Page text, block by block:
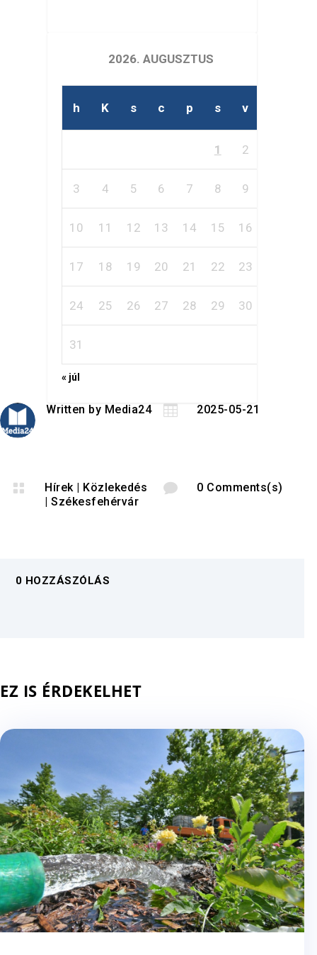
2026. AUGUSZTUS
h K s c p s v
1 2
3 4 5 6 7 8 9
10 11 12 13 14 15 16
17 18 19 20 21 22 23
24 25 26 27 28 29 30
31
« júl
Written by Media24  2025-05-21
 Hírek|
Közlekedés
|Székesfehérvár
 0 Comments(s)
0 HOZZÁSZÓLÁS
EZ IS ÉRDEKELHET